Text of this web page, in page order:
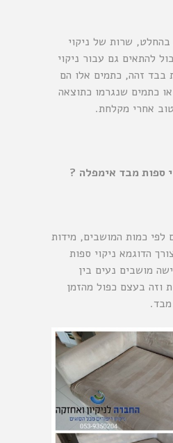
בהחלט, שרות של ניקוי
להתאים גם עבור ניקוי
בבד זהה, כתמים אלו הם
כתמים שנגרמו כתוצאה
אחרי מקלחת.
ספות מבד אימפלה ?
לפי כמות המושבים, מידות
הדוגמא ניקוי ספות
מושבים נעים בין
וזה בעצם כפול מהזמן
מבד.